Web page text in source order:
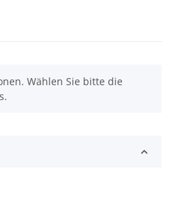
Wählen Sie bitte die